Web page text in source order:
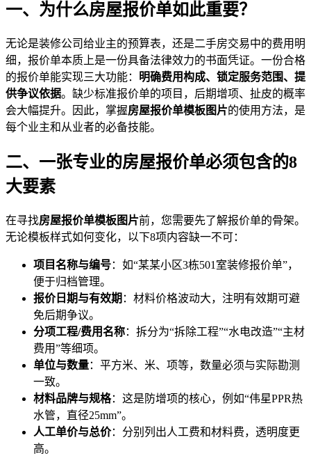
一、为什么房屋报价单如此重要？
无论是装修公司给业主的预算表，还是二手房交易中的费用明
细，报价单本质上是一份具备法律效力的书面凭证。一份合格
的报价单能实现三大功能： 明确费用构成、锁定服务范围、提
供争议依据。缺少标准报价单的项目，后期增项、扯皮的概率
会大幅提升。因此，掌握房屋报价单模板图片的使用方法，是
每个业主和从业者的必备技能。
二、一张专业的房屋报价单必须包含的8
大要素
在寻找房屋报价单模板图片前，您需要先了解报价单的骨架。
无论模板样式如何变化，以下8项内容缺一不可：
项目名称与编号：如“某某小区3栋501室装修报价单”，
便于归档管理。
报价日期与有效期 ：材料价格波动大，注明有效期可避
免后期争议。
分项工程/费用名称：拆分为“拆除工程”“水电改造”“主材
费用”等细项。
单位与数量：平方米、米、项等，数量必须与实际勘测
一致。
材料品牌与规格：这是防增项的核心，例如“伟星PPR热
水管，直径25mm”。
人工单价与总价：分别列出人工费和材料费，透明度更
高。